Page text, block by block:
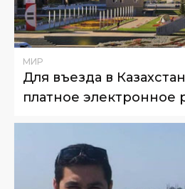
МИР
Для въезда в
платное электронное